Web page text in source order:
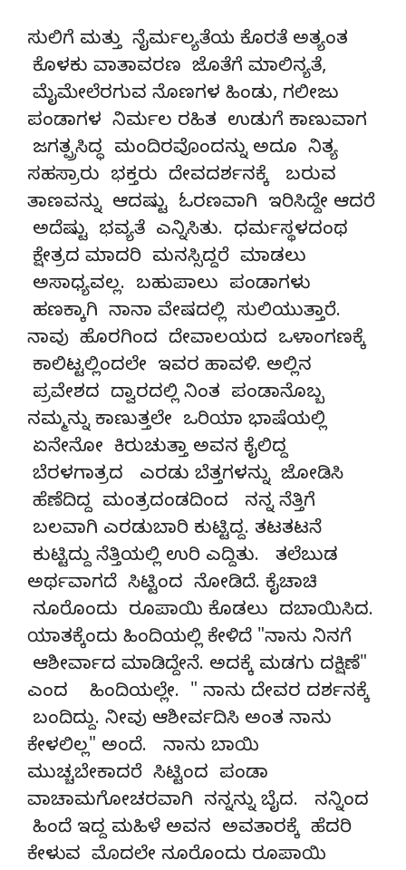
ಸುಲಿಗೆ ಮತ್ತು ನೈರ್ಮಲ್ಯತೆಯ ಕೊರತೆ ಅತ್ಯಂತ
ಕೊಳಕು ವಾತಾವರಣ ಜೊತೆಗೆ ಮಾಲಿನ್ಯತೆ,
ಮೈಮೇಲೆರಗುವ ನೊಣಗಳ ಹಿಂಡು, ಗಲೀಜು
ಪಂಡಾಗಳ ನಿರ್ಮಲ ರಹಿತ ಉಡುಗೆ ಕಾಣುವಾಗ
ಜಗತ್ಪ್ರಸಿದ್ಧ ಮಂದಿರವೊಂದನ್ನು ಅದೂ ನಿತ್ಯ
ಸಹಸ್ರಾರು ಭಕ್ತರು ದೇವದರ್ಶನಕ್ಕೆ ಬರುವ
ತಾಣವನ್ನು ಆದಷ್ಟು ಓರಣವಾಗಿ ಇರಿಸಿದ್ದೇ ಆದರೆ
ಅದೆಷ್ಟು ಭವ್ಯತೆ ಎನ್ನಿಸಿತು. ಧರ್ಮಸ್ಥಳದಂಥ
ಕ್ಷೇತ್ರದ ಮಾದರಿ ಮನಸ್ಸಿದ್ದರೆ ಮಾಡಲು
ಅಸಾಧ್ಯವಲ್ಲ. ಬಹುಪಾಲು ಪಂಡಾಗಳು
ಹಣಕ್ಕಾಗಿ ನಾನಾ ವೇಷದಲ್ಲಿ ಸುಲಿಯುತ್ತಾರೆ.
ನಾವು ಹೊರಗಿಂದ ದೇವಾಲಯದ ಒಳಾಂಗಣಕ್ಕೆ
ಕಾಲಿಟ್ಟಲ್ಲಿಂದಲೇ ಇವರ ಹಾವಳಿ. ಅಲ್ಲಿನ
ಪ್ರವೇಶದ ದ್ವಾರದಲ್ಲಿ ನಿಂತ ಪಂಡಾನೊಬ್ಬ
ನಮ್ಮನ್ನು ಕಾಣುತ್ತಲೇ ಒರಿಯಾ ಭಾಷೆಯಲ್ಲಿ
ಏನೇನೋ ಕಿರುಚುತ್ತಾ ಅವನ ಕೈಲಿದ್ದ
ಬೆರಳಗಾತ್ರದ ಎರಡು ಬೆತ್ತಗಳನ್ನು ಜೋಡಿಸಿ
ಹೆಣೆದಿದ್ದ ಮಂತ್ರದಂಡದಿಂದ ನನ್ನ ನೆತ್ತಿಗೆ
ಬಲವಾಗಿ ಎರಡುಬಾರಿ ಕುಟ್ಟಿದ್ದ. ತಟತಟನೆ
ಕುಟ್ಟಿದ್ದು ನೆತ್ತಿಯಲ್ಲಿ ಉರಿ ಎದ್ದಿತು. ತಲೆಬುಡ
ಅರ್ಥವಾಗದೆ ಸಿಟ್ಟಿಂದ ನೋಡಿದೆ. ಕೈಚಾಚಿ
ನೂರೊಂದು ರೂಪಾಯಿ ಕೊಡಲು ದಬಾಯಿಸಿದ.
ಯಾತಕ್ಕೆಂದು ಹಿಂದಿಯಲ್ಲಿ ಕೇಳಿದೆ "ನಾನು ನಿನಗೆ
ಆಶೀರ್ವಾದ ಮಾಡಿದ್ದೇನೆ. ಅದಕ್ಕೆ ಮಡಗು ದಕ್ಷಿಣೆ"
ಎಂದ ಹಿಂದಿಯಲ್ಲೇ. " ನಾನು ದೇವರ ದರ್ಶನಕ್ಕೆ
ಬಂದಿದ್ದು. ನೀವು ಆಶೀರ್ವದಿಸಿ ಅಂತ ನಾನು
ಕೇಳಲಿಲ್ಲ" ಅಂದೆ. ನಾನು ಬಾಯಿ
ಮುಚ್ಚಬೇಕಾದರೆ ಸಿಟ್ಟಿಂದ ಪಂಡಾ
ವಾಚಾಮಗೋಚರವಾಗಿ ನನ್ನನ್ನು ಬೈದ. ನನ್ನಿಂದ
ಹಿಂದೆ ಇದ್ದ ಮಹಿಳೆ ಅವನ ಅವತಾರಕ್ಕೆ ಹೆದರಿ
ಕೇಳುವ ಮೊದಲೇ ನೂರೊಂದು ರೂಪಾಯಿ